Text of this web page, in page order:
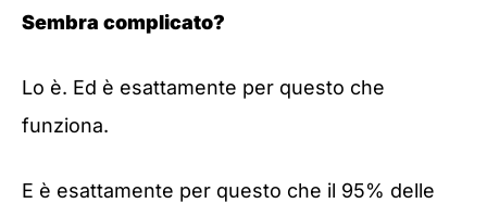
Sembra complicato?
Lo è. Ed è esattamente per questo che
funziona.
E è esattamente per questo che il 95% delle